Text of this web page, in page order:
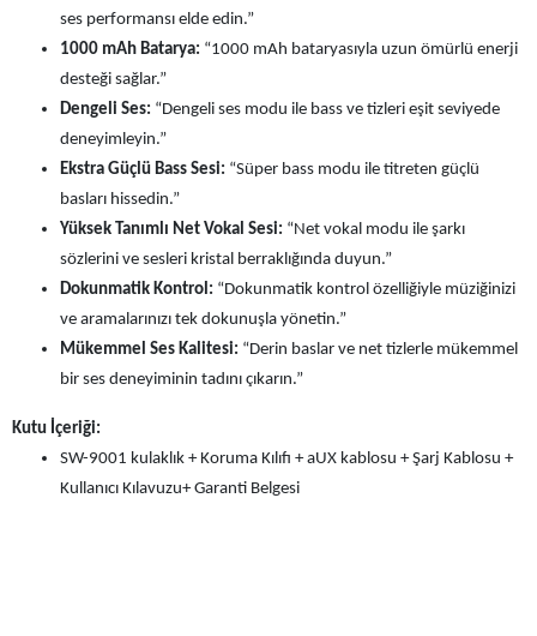
ses performansı elde edin.”
1000 mAh Batarya: “1000 mAh bataryasıyla uzun ömürlü enerji
desteği sağlar.”
Dengeli Ses: “Dengeli ses modu ile bass ve tizleri eşit seviyede
deneyimleyin.”
Ekstra Güçlü Bass Sesi: “Süper bass modu ile titreten güçlü
basları hissedin.”
Yüksek Tanımlı Net Vokal Sesi: “Net vokal modu ile şarkı
sözlerini ve sesleri kristal berraklığında duyun.”
Dokunmatik Kontrol: “Dokunmatik kontrol özelliğiyle müziğinizi
ve aramalarınızı tek dokunuşla yönetin.”
Mükemmel Ses Kalitesi: “Derin baslar ve net tizlerle mükemmel
bir ses deneyiminin tadını çıkarın.”
Kutu İçeriği:
SW-9001 kulaklık + Koruma Kılıfı + aUX kablosu + Şarj Kablosu +
Kullanıcı Kılavuzu+ Garanti Belgesi